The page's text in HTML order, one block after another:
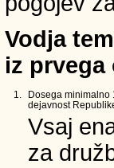
Vodja
iz prvega
1.
Dosega minimalno
dejavnost
Vsaj
za